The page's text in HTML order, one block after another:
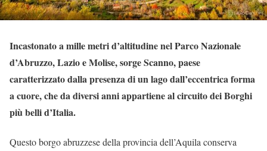
Incastonato a mille metri d’altitudine nel Parco Nazionale
d’Abruzzo, Lazio e Molise, sorge Scanno, paese
caratterizzato dalla presenza di un lago dall’eccentrica forma
a cuore, che da diversi anni appartiene al circuito dei Borghi
più belli d’Italia.
Questo borgo abruzzese della provincia dell’Aquila conserva